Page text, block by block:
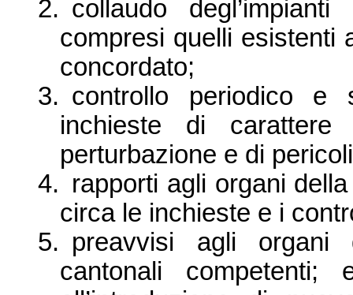
2. collaudo
compresi quelli esistenti
concordato;
3. controllo periodico e
inchieste di
perturbazione e di
4. rapporti agli organi
circa le inchieste e i
5. preavvisi agli organi
cantonali competenti;